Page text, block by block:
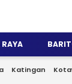
Katingan